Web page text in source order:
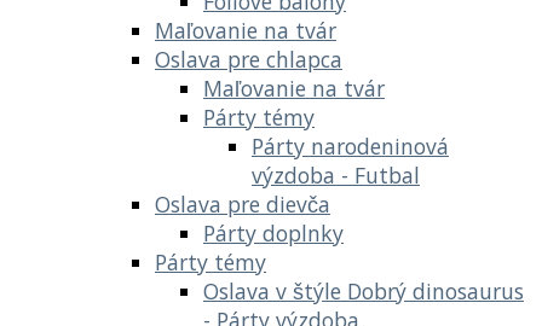
Maľovanie na tvár
Oslava pre chlapca
Maľovanie na tvár
Párty témy
Párty narodeninová
výzdoba - Futbal
Oslava pre dievča
Párty doplnky
Párty témy
Oslava v štýle Dobrý dinosaurus
- Párty výzdoba